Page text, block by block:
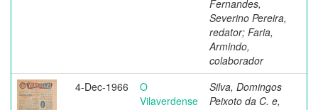
Fernandes,
Severino Pereira,
redator; Faria,
Armindo,
colaborador
4-Dec-1966
O
Vilaverdense
Silva, Domingos
Peixoto da C. e,